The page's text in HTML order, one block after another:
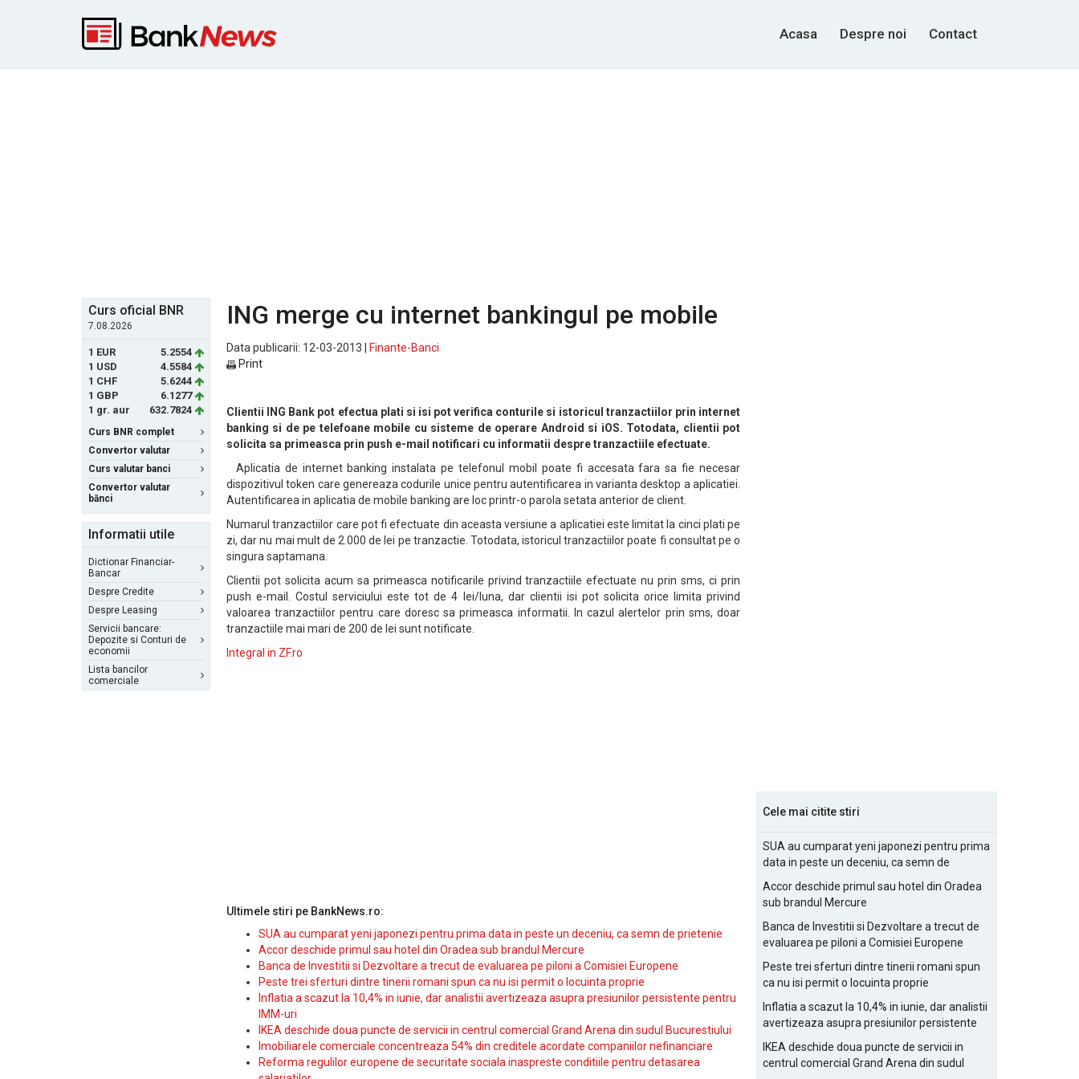
Acasa Despre noi Contact
Curs oficial BNR
7.08.2026
1 EUR
5.2554
1 USD
4.5584
1 CHF
5.6244
1 GBP
6.1277
1 gr. aur
632.7824
Curs BNR complet
Convertor valutar
Curs valutar banci
Convertor valutar
bănci
Informatii utile
Dictionar Financiar-
Bancar
Despre Credite
Despre Leasing
Servicii bancare:
Depozite si Conturi de
economii
Lista bancilor
comerciale
ING merge cu internet bankingul pe mobile
Data publicarii: 12-03-2013 |
Finante-Banci
Print
Clientii ING Bank pot efectua plati si isi pot verifica conturile si istoricul tranzactiilor prin internet
banking si de pe telefoane mobile cu sisteme de operare Android si iOS. Totodata, clientii pot
solicita sa primeasca prin push e-mail notificari cu informatii despre tranzactiile efectuate.
Aplicatia de internet banking instalata pe telefonul mobil poate fi accesata fara sa fie necesar
dispozitivul token care genereaza codurile unice pentru autentificarea in varianta desktop a aplicatiei.
Autentificarea in aplicatia de mobile banking are loc printr-o parola setata anterior de client.
Numarul tranzactiilor care pot fi efectuate din aceasta versiune a aplicatiei este limitat la cinci plati pe
zi, dar nu mai mult de 2.000 de lei pe tranzactie. Totodata, istoricul tranzactiilor poate fi consultat pe o
singura saptamana.
Clientii pot solicita acum sa primeasca notificarile privind tranzactiile efectuate nu prin sms, ci prin
push e-mail. Costul serviciului este tot de 4 lei/luna, dar clientii isi pot solicita orice limita privind
valoarea tranzactiilor pentru care doresc sa primeasca informatii. In cazul alertelor prin sms, doar
tranzactiile mai mari de 200 de lei sunt notificate.
Integral in ZF.ro
Ultimele stiri pe BankNews.ro:
SUA au cumparat yeni japonezi pentru prima data in peste un deceniu, ca semn de prietenie
Accor deschide primul sau hotel din Oradea sub brandul Mercure
Banca de Investitii si Dezvoltare a trecut de evaluarea pe piloni a Comisiei Europene
Peste trei sferturi dintre tinerii romani spun ca nu isi permit o locuinta proprie
Inflatia a scazut la 10,4% in iunie, dar analistii avertizeaza asupra presiunilor persistente pentru
IMM-uri
IKEA deschide doua puncte de servicii in centrul comercial Grand Arena din sudul Bucurestiului
Imobiliarele comerciale concentreaza 54% din creditele acordate companiilor nefinanciare
Reforma regulilor europene de securitate sociala inaspreste conditiile pentru detasarea
Cele mai citite stiri
SUA au cumparat yeni japonezi pentru prima
data in peste un deceniu, ca semn de
Accor deschide primul sau hotel din Oradea
sub brandul Mercure
Banca de Investitii si Dezvoltare a trecut de
evaluarea pe piloni a Comisiei Europene
Peste trei sferturi dintre tinerii romani spun
ca nu isi permit o locuinta proprie
Inflatia a scazut la 10,4% in iunie, dar analistii
avertizeaza asupra presiunilor persistente
IKEA deschide doua puncte de servicii in
centrul comercial Grand Arena din sudul